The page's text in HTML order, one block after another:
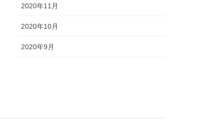
2020年11月
2020年10月
2020年9月